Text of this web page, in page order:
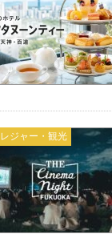
レジャー・観光